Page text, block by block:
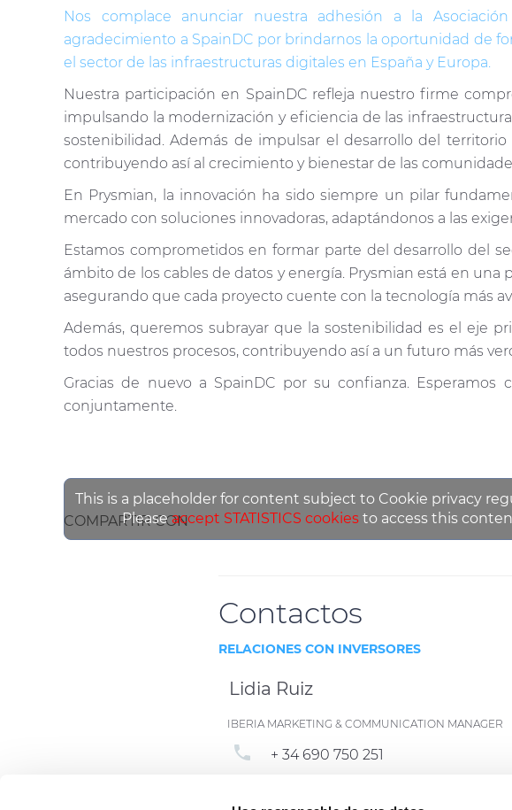
Nos complace anunciar nuestra adhesión a la
agradecimiento a SpainDC por brindarnos la oportunidad de
el sector de las infraestructuras digitales en España y Europa.
Nuestra participación en SpainDC refleja nuestro firme
impulsando la modernización y eficiencia de las
sostenibilidad. Además de impulsar el desarrollo del
contribuyendo así al crecimiento y bienestar de las
En Prysmian, la innovación ha sido siempre un pilar
mercado con soluciones innovadoras, adaptándonos a las
Estamos comprometidos en formar parte del desarrollo del
ámbito de los cables de datos y energía. Prysmian está en
asegurando que cada proyecto cuente con la tecnología más
Además, queremos subrayar que la sostenibilidad es el eje
todos nuestros procesos, contribuyendo así a un futuro más
Gracias de nuevo a SpainDC por su confianza.
conjuntamente.
COMPARTIR CON
This is a placeholder for content subject to Cookie privacy
Pleaseaccept STATISTICS cookies to access this
Contactos
RELACIONES CON INVERSORES
Lidia Ruiz
IBERIA MARKETING & COMMUNICATION MANAGER
phone + 34 690 750 251